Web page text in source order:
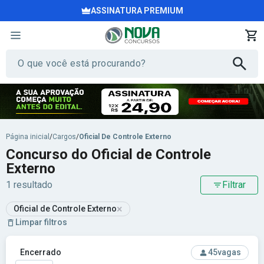
ASSINATURA PREMIUM
Página inicial /Cargos/Oficial De Controle Externo
Concurso do Oficial de Controle
Externo
1 resultado Filtrar
Oficial de Controle Externo×
Limpar filtros
Ver concurso: TCE-RS - Tribunal de Contas do Estado do
Encerrado 45vagas